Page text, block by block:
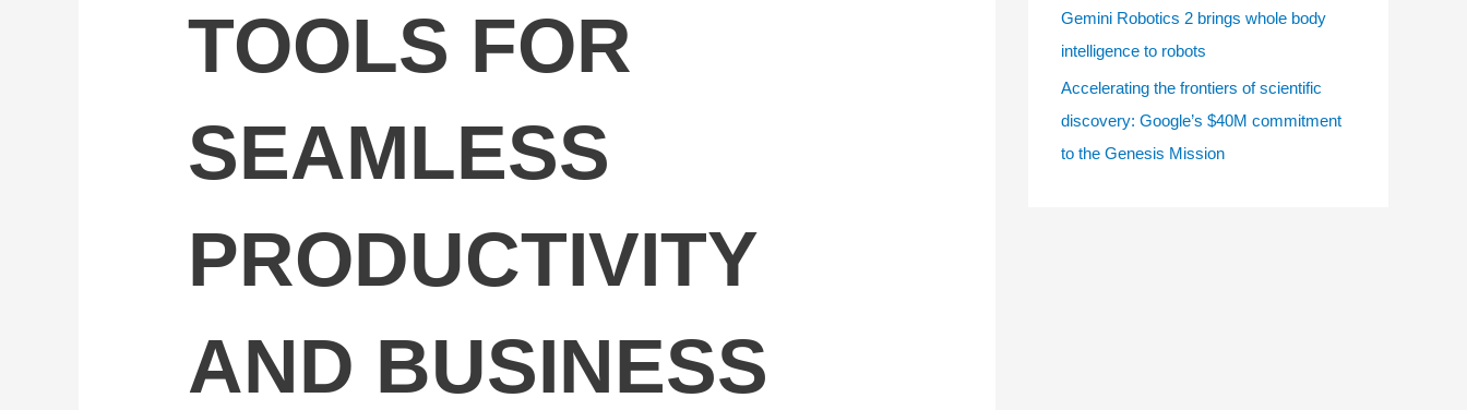
TOOLS FOR
SEAMLESS
PRODUCTIVITY
AND BUSINESS
Gemini Robotics 2 brings whole body
intelligence to robots
Accelerating the frontiers of scientific
discovery: Google’s $40M commitment
to the Genesis Mission